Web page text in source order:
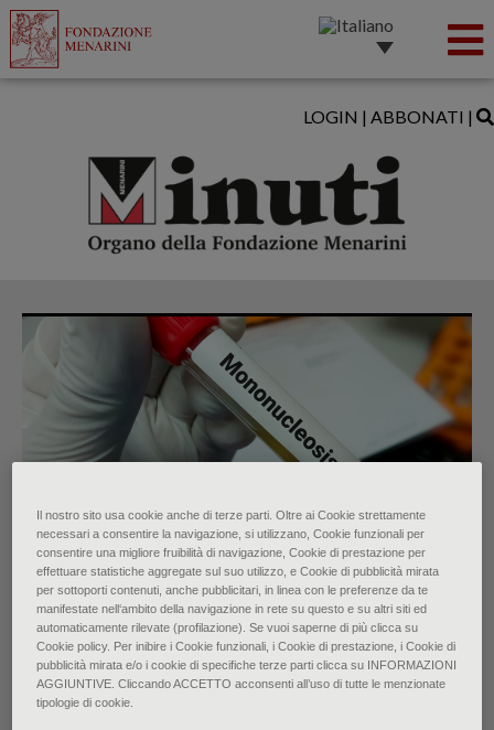
LOGIN | ABBONATI |
Mononucleosi infettiva:
revisione rapida delle
evidenze
Il nostro sito usa cookie anche di terze parti. Oltre ai Cookie strettamente
necessari a consentire la navigazione, si utilizzano, Cookie funzionali per
consentire una migliore fruibilità di navigazione, Cookie di prestazione per
effettuare statistiche aggregate sul suo utilizzo, e Cookie di pubblicità mirata
per sottoporti contenuti, anche pubblicitari, in linea con le preferenze da te
manifestate nell‘ambito della navigazione in rete su questo e su altri siti ed
automaticamente rilevate (profilazione). Se vuoi saperne di più clicca su
Cookie policy. Per inibire i Cookie funzionali, i Cookie di prestazione, i Cookie di
pubblicità mirata e/o i cookie di specifiche terze parti clicca su INFORMAZIONI
AGGIUNTIVE. Cliccando ACCETTO acconsenti all’uso di tutte le menzionate
tipologie di cookie.